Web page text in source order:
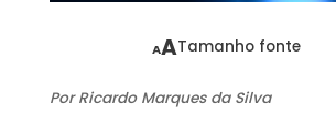
AATamanho fonte
Por Ricardo Marques da Silva